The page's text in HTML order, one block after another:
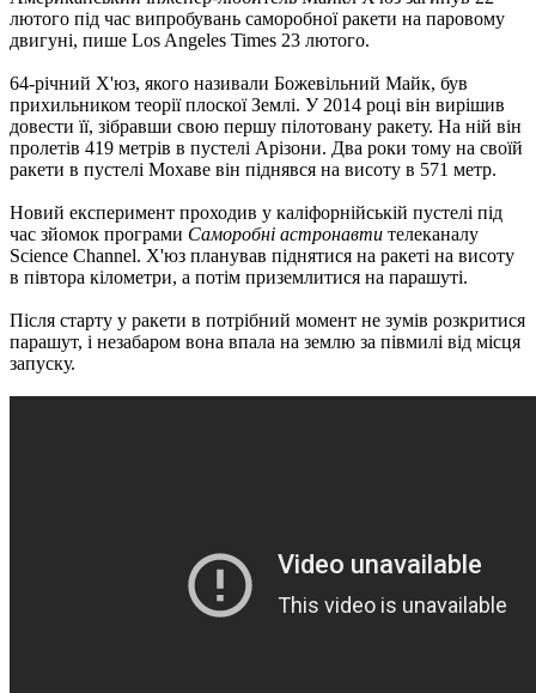
лютого під час випробувань саморобної ракети на паровому
двигуні, пише Los Angeles Times 23 лютого.
64-річний Х'юз, якого називали Божевільний Майк, був
прихильником теорії плоскої Землі. У 2014 році він вирішив
довести її, зібравши свою першу пілотовану ракету. На ній він
пролетів 419 метрів в пустелі Арізони. Два роки тому на своїй
ракети в пустелі Мохаве він піднявся на висоту в 571 метр.
Новий експеримент проходив у каліфорнійській пустелі під
час зйомок програми Саморобні астронавти телеканалу
Science Channel. Х'юз планував піднятися на ракеті на висоту
в півтора кілометри, а потім приземлитися на парашуті.
Після старту у ракети в потрібний момент не зумів розкритися
парашут, і незабаром вона впала на землю за півмилі від місця
запуску.